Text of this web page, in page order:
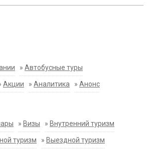
» Автобусные туры
Акции » Аналитика » Анонс
» Визы » Внутренний туризм
туризм » Выездной туризм